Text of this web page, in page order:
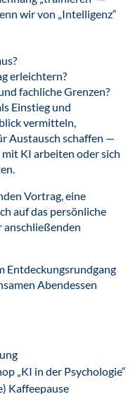
wir von „Intelligenz“
erleichtern?
fachliche Grenzen?
Einstieg und
vermitteln,
Austausch schaffen —
KI arbeiten oder sich
Vortrag, eine
auf das persönliche
anschließenden
Entdeckungsrundgang
Abendessen
„KI in der Psychologie“
Kaffeepause